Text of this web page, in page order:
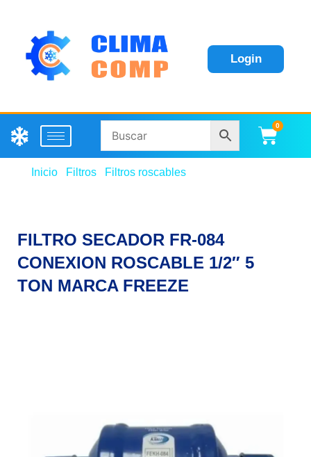
Login
0
Inicio Filtros Filtros roscables
FILTRO SECADOR FR-084
CONEXION ROSCABLE 1/2″ 5
TON MARCA FREEZE